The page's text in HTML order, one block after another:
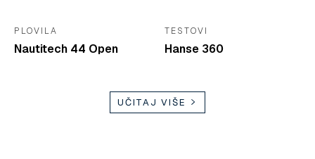
PLOVILA
Nautitech 44 Open
TESTOVI
Hanse 360
UČITAJ VIŠE